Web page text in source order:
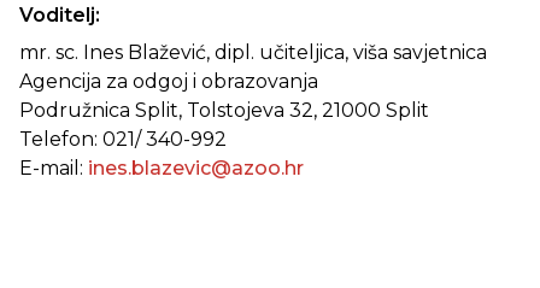
Voditelj:
mr. sc. Ines Blažević, dipl. učiteljica, viša savjetnica
Agencija za odgoj i obrazovanja
Podružnica Split, Tolstojeva 32, 21000 Split
Telefon: 021/ 340-992
E-mail: ines.blazevic@azoo.hr